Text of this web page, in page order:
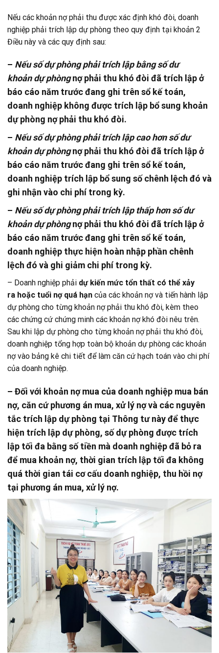
Nếu các khoản nợ phải thu được xác định khó đòi, doanh
nghiệp phải trích lập dự phòng theo quy định tại khoản 2
Điều này và các quy định sau:
– Nếu số dự phòng phải trích lập bằng số dư
khoản dự phòngnợ phải thu khó đòi đã trích lập ở
báo cáo năm trước đang ghi trên sổ kế toán,
doanh nghiệp không được trích lập bổ sung khoản
dự phòng nợ phải thu khó đòi.
– Nếu số dự phòng phải trích lập cao hơn số dư
khoản dự phòngnợ phải thu khó đòi đã trích lập ở
báo cáo năm trước đang ghi trên sổ kế toán,
doanh nghiệp trích lập bổ sung số chênh lệch đó và
ghi nhận vào chi phí trong kỳ.
– Nếu số dự phòng phải trích lập thấp hơn số dư
khoản dự phòngnợ phải thu khó đòi đã trích lập ở
báo cáo năm trước đang ghi trên sổ kế toán,
doanh nghiệp thực hiện hoàn nhập phần chênh
lệch đó và ghi giảm chi phí trong kỳ.
– Doanh nghiệp phải dự kiến mức tổn thất có thể xảy
ra hoặc tuổi nợ quá hạn của các khoản nợ và tiến hành lập
dự phòng cho từng khoản nợ phải thu khó đòi, kèm theo
các chứng cứ chứng minh các khoản nợ khó đòi nêu trên.
Sau khi lập dự phòng cho từng khoản nợ phải thu khó đòi,
doanh nghiệp tổng hợp toàn bộ khoản dự phòng các khoản
nợ vào bảng kê chi tiết để làm căn cứ hạch toán vào chi phí
của doanh nghiệp.
– Đối với khoản nợ mua của doanh nghiệp mua bán
nợ, căn cứ phương án mua, xử lý nợ và các nguyên
tắc trích lập dự phòng tại Thông tư này để thực
hiện trích lập dự phòng, số dự phòng được trích
lập tối đa bằng số tiền mà doanh nghiệp đã bỏ ra
để mua khoản nợ, thời gian trích lập tối đa không
quá thời gian tái cơ cấu doanh nghiệp, thu hồi nợ
tại phương án mua, xử lý nợ.